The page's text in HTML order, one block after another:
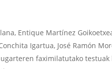
Entique Martínez
Igartua, José Ramón
faximilatutako testuak